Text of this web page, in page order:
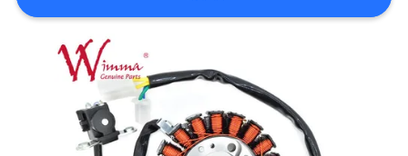
সাইটম্যাপ
গোপনীয়তা